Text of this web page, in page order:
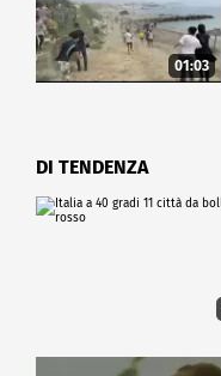
01:03
DI TENDENZA